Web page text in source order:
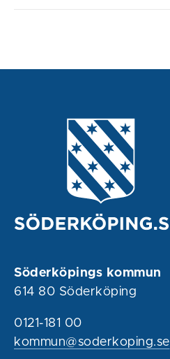
Söderköpings kommun
614 80 Söderköping
0121-181 00
kommun@soderkoping.se